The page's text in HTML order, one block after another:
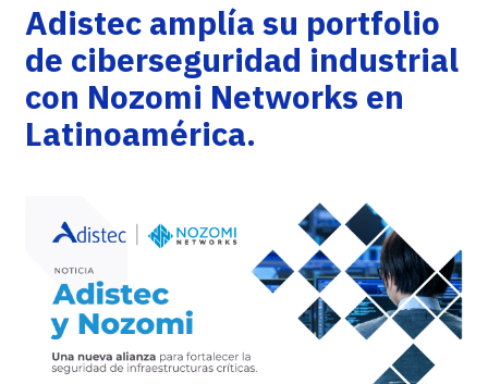
Adistec amplía su portfolio
de ciberseguridad industrial
con Nozomi Networks en
Latinoamérica.